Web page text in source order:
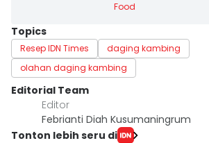
Food
Topics
Resep IDN Times
daging kambing
olahan daging kambing
Editorial Team
Editor
Febrianti Diah Kusumaningrum
Tonton lebih seru di